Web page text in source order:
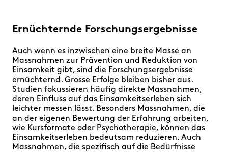
Ernüchternde Forschungsergebnisse
Auch wenn es inzwischen eine breite Masse an
Massnahmen zur Prävention und Reduktion von
Einsamkeit gibt, sind die Forschungsergebnisse
ernüchternd. Grosse Erfolge bleiben bisher aus.
Studien fokussieren häufig direkte Massnahmen,
deren Einfluss auf das Einsamkeitserleben sich
leichter messen lässt. Besonders Massnahmen, die
an der eigenen Bewertung der Erfahrung arbeiten,
wie Kursformate oder Psychotherapie, können das
Einsamkeitserleben bedeutsam reduzieren. Auch
Massnahmen, die spezifisch auf die Bedürfnisse